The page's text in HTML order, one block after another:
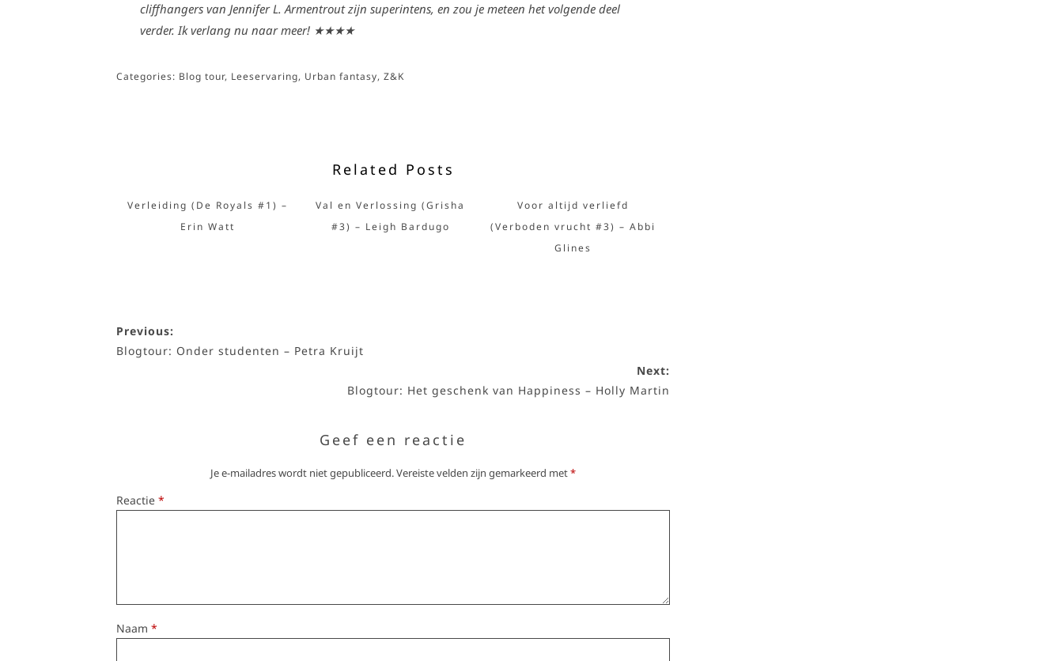
cliffhangers van Jennifer L. Armentrout zijn superintens, en zou je meteen het volgende deel
verder. Ik verlang nu naar meer! ★★★★
Categories: Blog tour, Leeservaring, Urban fantasy, Z&K
Related Posts
Verleiding (De Royals #1) –
Erin Watt
Val en Verlossing (Grisha
#3) – Leigh Bardugo
Voor altijd verliefd
(Verboden vrucht #3) – Abbi
Glines
Previous:
Blogtour: Onder studenten – Petra Kruijt
Next:
Blogtour: Het geschenk van Happiness – Holly Martin
Geef een reactie
Je e-mailadres wordt niet gepubliceerd.Vereiste velden zijn gemarkeerd met*
Reactie *
Naam *